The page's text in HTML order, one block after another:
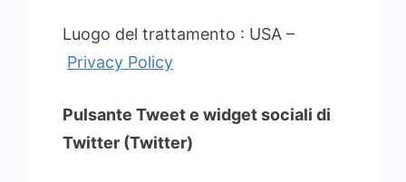
Luogo del trattamento : USA –
Privacy Policy
Pulsante Tweet e widget sociali di
Twitter (Twitter)